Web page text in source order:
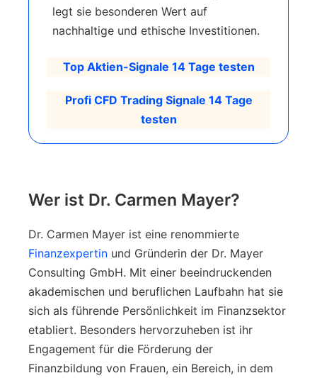
legt sie besonderen Wert auf
nachhaltige und ethische Investitionen.
Top Aktien-Signale 14 Tage testen
Profi CFD Trading Signale 14 Tage
testen
Wer ist Dr. Carmen Mayer?
Dr. Carmen Mayer ist eine renommierte
Finanzexpertin und Gründerin der Dr. Mayer
Consulting GmbH. Mit einer beeindruckenden
akademischen und beruflichen Laufbahn hat sie
sich als führende Persönlichkeit im Finanzsektor
etabliert. Besonders hervorzuheben ist ihr
Engagement für die Förderung der
Finanzbildung von Frauen, ein Bereich, in dem